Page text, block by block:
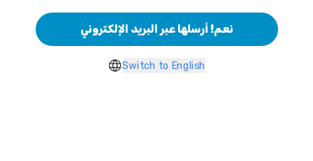
نعم! أرسلها عبر البريد الإلكتروني
Switch to English